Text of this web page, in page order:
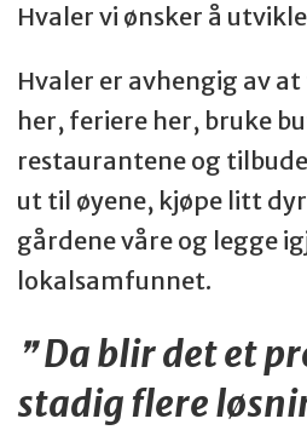
Hvaler vi ønsker å
Hvaler er avhengig av
her, feriere her, bruke
restaurantene og
ut til øyene, kjøpe litt
gårdene våre og legge
lokalsamfunnet.
Da blir det et
stadig flere